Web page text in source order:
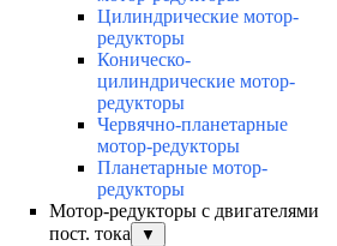
Цилиндрические мотор-
редукторы
Коническо-
цилиндрические мотор-
редукторы
Червячно-планетарные
мотор-редукторы
Планетарные мотор-
редукторы
Мотор-редукторы с двигателями
пост. тока
▼